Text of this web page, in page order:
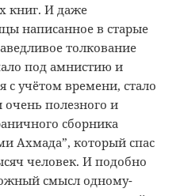
книг. И даже
написанное в старые
толкование
под амнистию и
с учётом времени, стало
полезного и
сборника
Ахмада”, который спас
человек. И подобно
смысл одному-